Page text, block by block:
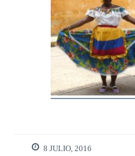
8 JULIO, 2016